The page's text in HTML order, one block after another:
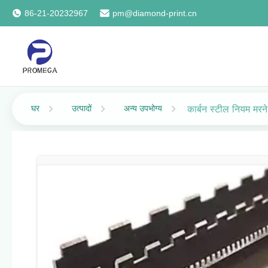
86-21-20232967 pm@diamond-print.cn
घर उत्पादों अन्य उपभोग्य कार्बन स्टील नियम